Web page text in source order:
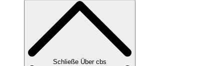
Schließe Über cbs